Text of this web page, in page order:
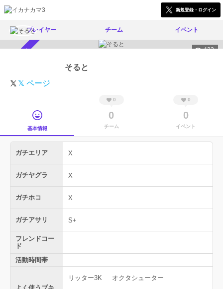
新規登録・ログイン
プレイヤー チーム イベント
422
そると
𝕏 ページ
基本情報
0
0
チーム
0
0
イベント
ガチエリア X
ガチヤグラ X
ガチホコ X
ガチアサリ S+
フレンドコー
ド
活動時間帯
リッター3K オクタシューター